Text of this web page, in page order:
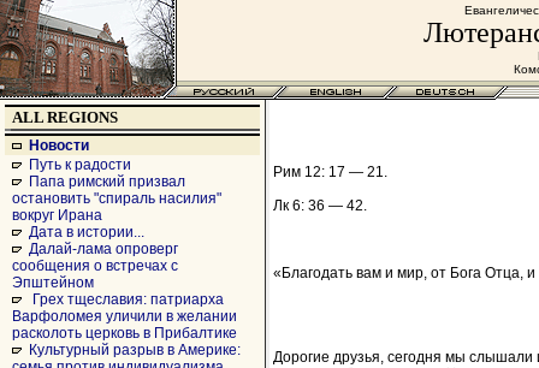
ALL REGIONS
Новости
Путь к радости
Папа римский призвал
остановить "спираль насилия"
вокруг Ирана
Дата в истории...
Далай-лама опроверг
сообщения о встречах с
Эпштейном
Грех тщеславия: патриарха
Варфоломея уличили в желании
расколоть церковь в Прибалтике
Культурный разрыв в Америке:
Рим 12: 17 — 21.
Лк 6: 36 — 42.
«Благодать вам и мир, от Бога Отца,
Дорогие друзья, сегодня мы слышали